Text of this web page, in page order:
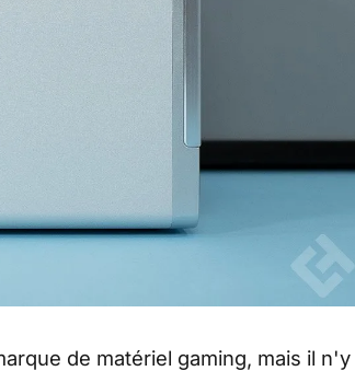
de matériel gaming, mais il n'y